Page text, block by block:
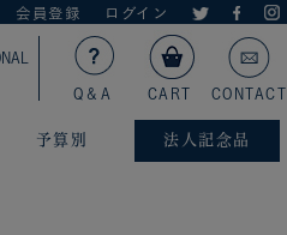
会員登録 ログイン
Q＆A
CART CONTACT
予算別 法人記念品